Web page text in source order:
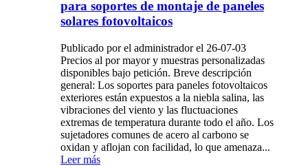
para soportes de montaje de paneles
solares fotovoltaicos
Publicado por el administrador el 26-07-03
Precios al por mayor y muestras personalizadas
disponibles bajo petición. Breve descripción
general: Los soportes para paneles fotovoltaicos
exteriores están expuestos a la niebla salina, las
vibraciones del viento y las fluctuaciones
extremas de temperatura durante todo el año. Los
sujetadores comunes de acero al carbono se
oxidan y aflojan con facilidad, lo que amenaza...
Leer más